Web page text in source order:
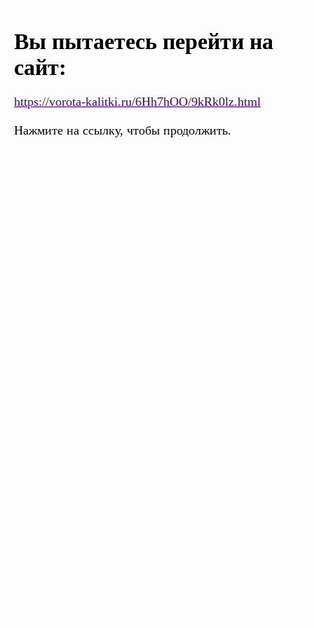
Вы пытаетесь перейти на
сайт:
https://vorota-kalitki.ru/6Hh7hOO/9kRk0lz.html
Нажмите на ссылку, чтобы продолжить.